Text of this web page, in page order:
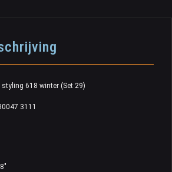
styling 618 winter (Set 29)
3111